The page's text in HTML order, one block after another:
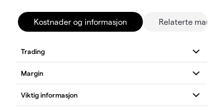
Kostnader og informasjon Relaterte